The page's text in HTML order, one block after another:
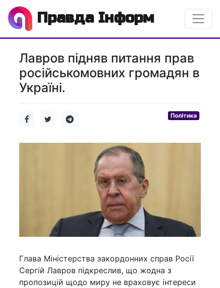
Правда Інформ
Лавров підняв питання прав
російськомовних громадян в
Україні.
Політика
Глава Міністерства закордонних справ Росії
Сергій Лавров підкреслив, що жодна з
пропозицій щодо миру не враховує інтереси